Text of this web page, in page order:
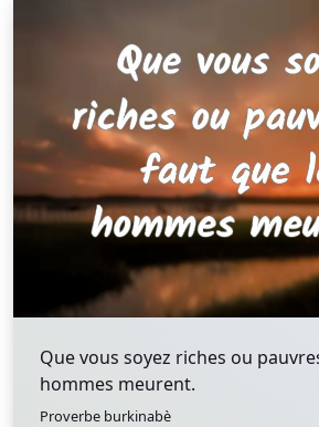
Que vous soyez riches ou
hommes meurent.
Proverbe burkinabè